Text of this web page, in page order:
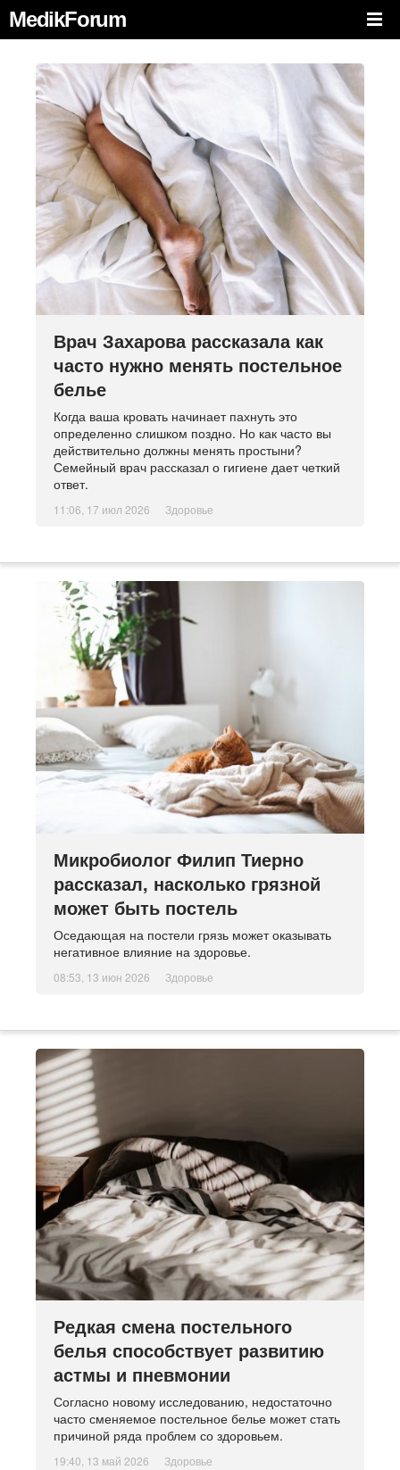
MedikForum
Врач Захарова рассказала как
часто нужно менять постельное
белье
Когда ваша кровать начинает пахнуть это
определенно слишком поздно. Но как часто вы
действительно должны менять простыни?
Семейный врач рассказал о гигиене дает четкий
ответ.
11:06, 17 июл 2026 Здоровье
Микробиолог Филип Тиерно
рассказал, насколько грязной
может быть постель
Оседающая на постели грязь может оказывать
негативное влияние на здоровье.
08:53, 13 июн 2026 Здоровье
Редкая смена постельного
белья способствует развитию
астмы и пневмонии
Согласно новому исследованию, недостаточно
часто сменяемое постельное белье может стать
причиной ряда проблем со здоровьем.
19:40, 13 май 2026 Здоровье